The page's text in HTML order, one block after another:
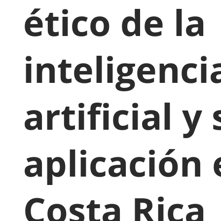
ético de la
artificial y
aplicación
Costa Rica